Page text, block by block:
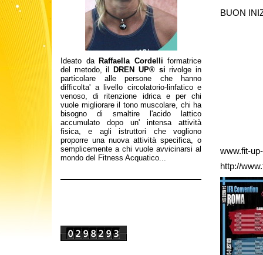
BUON
www.fit-
http://
Ideato da Raffaella Cordelli formatrice
del metodo, il
DREN UP® si rivolge in
particolare alle persone che hanno
difficolta' a livello circolatorio-linfatico e
venoso, di ritenzione idrica e per chi
vuole migliorare il tono muscolare, chi ha
bisogno di smaltire l'acido lattico
accumulato dopo un' intensa attività
fisica, e agli istruttori che vogliono
proporre una nuova attività specifica, o
semplicemente a chi vuole avvicinarsi al
mondo del Fitness Acquatico...